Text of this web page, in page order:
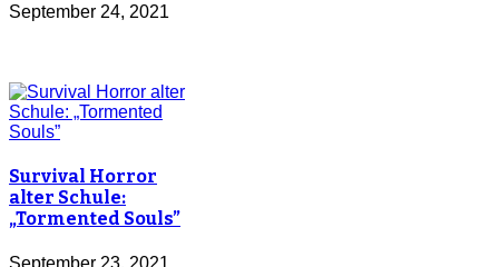
September 24, 2021
Survival Horror
alter Schule:
„Tormented Souls”
September 23, 2021